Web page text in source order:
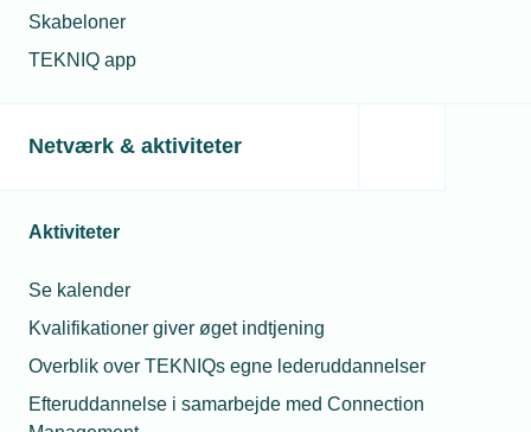
Skabeloner
TEKNIQ app
Netværk & aktiviteter
Aktiviteter
Se kalender
Kvalifikationer giver øget indtjening
Overblik over TEKNIQs egne lederuddannelser
Efteruddannelse i samarbejde med Connection
Lokalforeninger